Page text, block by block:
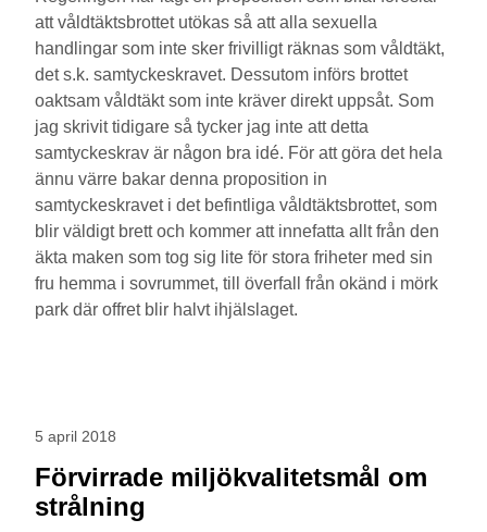
att våldtäktsbrottet utökas så att alla sexuella
handlingar som inte sker frivilligt räknas som våldtäkt,
det s.k. samtyckeskravet. Dessutom införs brottet
oaktsam våldtäkt som inte kräver direkt uppsåt. Som
jag skrivit tidigare så tycker jag inte att detta
samtyckeskrav är någon bra idé. För att göra det hela
ännu värre bakar denna proposition in
samtyckeskravet i det befintliga våldtäktsbrottet, som
blir väldigt brett och kommer att innefatta allt från den
äkta maken som tog sig lite för stora friheter med sin
fru hemma i sovrummet, till överfall från okänd i mörk
park där offret blir halvt ihjälslaget.
5 april 2018
Förvirrade miljökvalitetsmål om
strålning